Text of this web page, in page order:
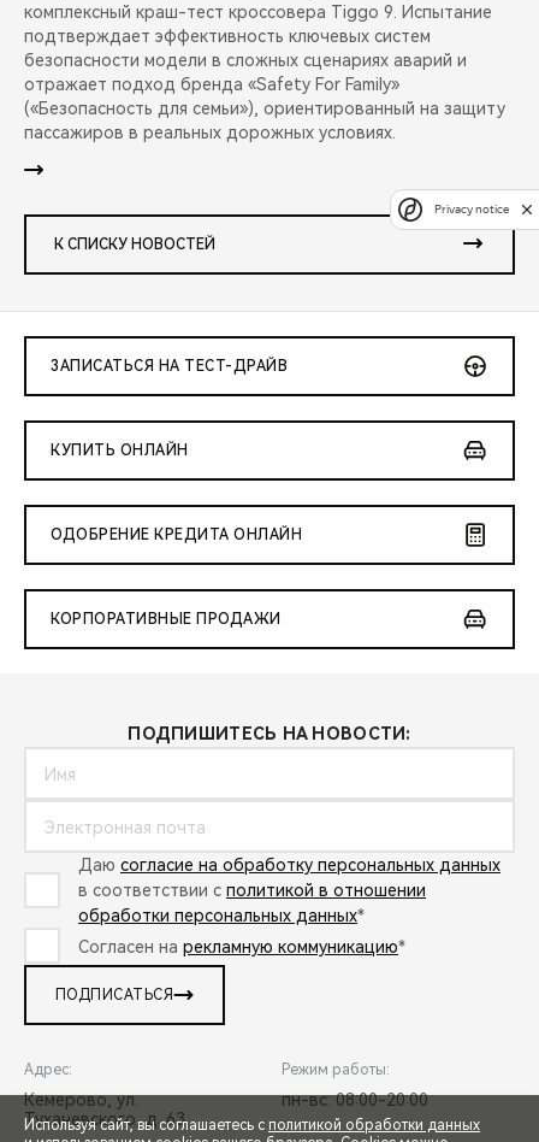
комплексный краш-тест кроссовера Tiggo 9. Испытание
подтверждает эффективность ключевых систем
безопасности модели в сложных сценариях аварий и
отражает подход бренда «Safety For Family»
(«Безопасность для семьи»), ориентированный на защиту
пассажиров в реальных дорожных условиях.
К СПИСКУ НОВОСТЕЙ
ЗАПИСАТЬСЯ НА ТЕСТ-ДРАЙВ
КУПИТЬ ОНЛАЙН
ОДОБРЕНИЕ КРЕДИТА ОНЛАЙН
КОРПОРАТИВНЫЕ ПРОДАЖИ
ПОДПИШИТЕСЬ НА НОВОСТИ:
Даю согласие на обработку персональных данных
в соответствии с политикой в отношении
обработки персональных данных*
Согласен на рекламную коммуникацию*
ПОДПИСАТЬСЯ
Адрес:
Кемерово, ул.
Тухачевского, д. 63
Режим работы:
пн-вс: 08:00-20:00
Используя сайт, вы соглашаетесь с политикой обработки данных
Privacy notice